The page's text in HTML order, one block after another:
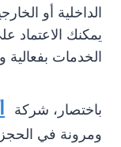
الداخلية أو
يمكنك الاعتماد
الخدمات
باختصار، شركة
ومرونة في